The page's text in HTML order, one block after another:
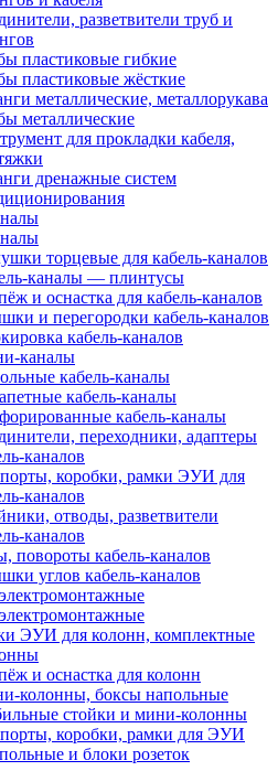
разветвители труб и
пластиковые гибкие
пластиковые жёсткие
металлические, металлорукава
металлические
для прокладки кабеля,
дренажные систем
торцевые для кабель-каналов
каналы — плинтусы
и оснастка для кабель-каналов
и перегородки кабель-каналов
кабель-каналов
каналы
кабель-каналы
кабель-каналы
кабель-каналы
переходники, адаптеры
каналов
коробки, рамки ЭУИ для
каналов
отводы, разветвители
каналов
повороты кабель-каналов
углов кабель-каналов
ЭУИ для колонн, комплектные
и оснастка для колонн
колонны, боксы напольные
стойки и мини-колонны
коробки, рамки для ЭУИ
и блоки розеток